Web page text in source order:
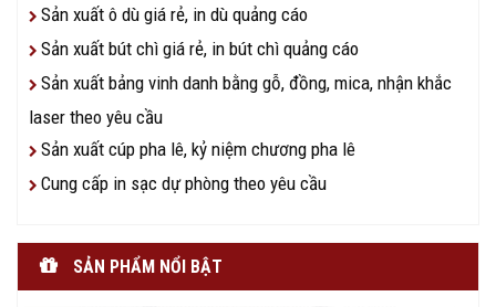
Sản xuất ô dù giá rẻ, in dù quảng cáo
Sản xuất bút chì giá rẻ, in bút chì quảng cáo
Sản xuất bảng vinh danh bằng gỗ, đồng, mica, nhận khắc
laser theo yêu cầu
Sản xuất cúp pha lê, kỷ niệm chương pha lê
Cung cấp in sạc dự phòng theo yêu cầu
SẢN PHẨM NỔI BẬT